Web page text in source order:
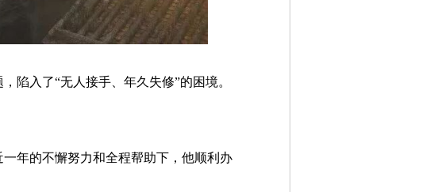
陷入了“无人接手、年久失修”的困境。
年的不懈努力和全程帮助下，他顺利办